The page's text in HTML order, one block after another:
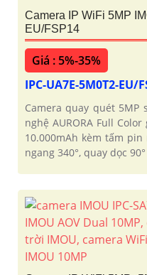
Camera IP WiFi 5MP
EU/FSP14
Giá : 5%-35%
IPC-UA7E-5M0T2-EU/
Camera quay quét 5MP
nghệ AURORA Full
10.000mAh kèm tấm
ngang 340°, quay dọc